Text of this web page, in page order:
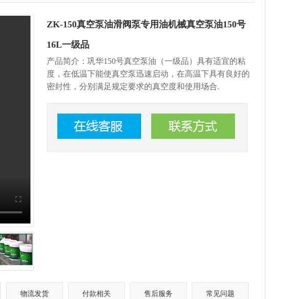
ZK-150真空泵油滑阀泵专用油机械真空泵油150号
16L一级品
产品简介：巩华150号真空泵油（一级品）具有适宜的粘
度，在低温下能使真空泵迅速启动，在高温下具有良好的
密封性，分别满足规定要求的真空度和使用场合.
物流发货 付款相关 售后服务 常见问题